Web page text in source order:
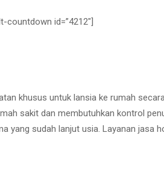
countdown id=”4212″]
khusus untuk lansia ke rumah
sakit dan membutuhkan kontrol
yang sudah lanjut usia. Layanan jasa